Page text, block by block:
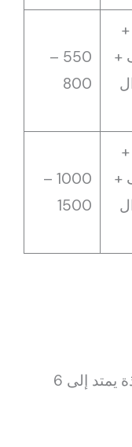
+
550 –
800
+
1000 –
1500
بتقديم ضمان على الأعمال المنفذة يمتد إلى 6